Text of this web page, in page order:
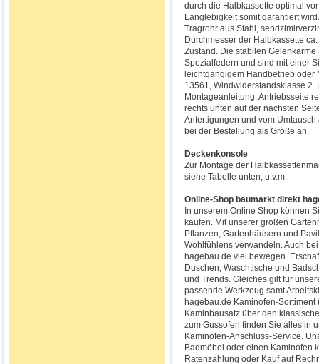
durch die Halbkassette optimal
Langlebigkeit somit garantiert
Tragrohr aus Stahl,
Durchmesser der Halbkassette
Zustand. Die stabilen
Spezialfedern und sind mit einer
leichtgängigem Handbetrieb oder
13561, Windwiderstandsklasse
Montageanleitung. Antriebsseite
rechts unten auf der nächsten
Anfertigungen und vom
bei der Bestellung als Größe an.
Deckenkonsole
Zur Montage der
siehe Tabelle unten, u.v.m.
Online-Shop baumarkt direkt
In unserem Online Shop können
kaufen. Mit unserer großen
Pflanzen, Gartenhäusern und
Wohlfühlens verwandeln. Auch
hagebau.de viel bewegen.
Duschen, Waschtische und
und Trends. Gleiches gilt für
passende Werkzeug samt
hagebau.de Kaminofen-
Kaminbausatz über den
zum Gussofen finden Sie alles in
Kaminofen-Anschluss-Service.
Badmöbel oder einen Kaminofen
Ratenzahlung oder Kauf auf